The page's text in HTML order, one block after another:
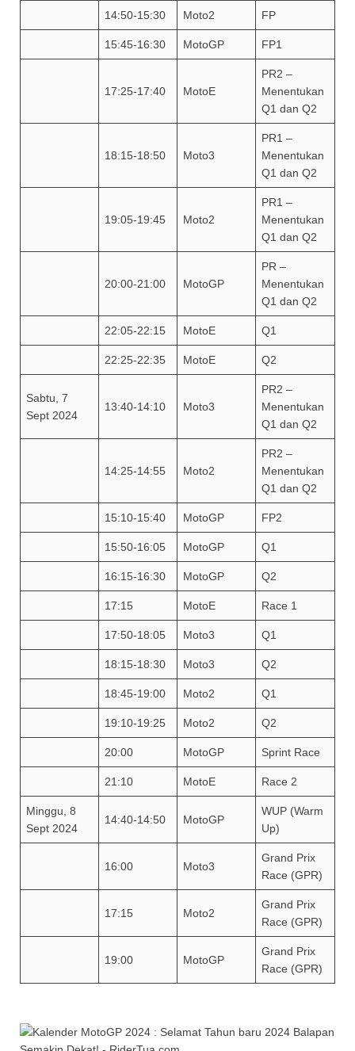
14:50-15:30 Moto2 FP
15:45-16:30 MotoGP FP1
17:25-17:40 MotoE
PR2 –
Menentukan
Q1 dan Q2
18:15-18:50 Moto3
PR1 –
Menentukan
Q1 dan Q2
19:05-19:45 Moto2
PR1 –
Menentukan
Q1 dan Q2
20:00-21:00 MotoGP
PR –
Menentukan
Q1 dan Q2
22:05-22:15 MotoE Q1
22:25-22:35 MotoE Q2
Sabtu, 7
Sept 2024
13:40-14:10 Moto3
PR2 –
Menentukan
Q1 dan Q2
14:25-14:55 Moto2
PR2 –
Menentukan
Q1 dan Q2
15:10-15:40 MotoGP FP2
15:50-16:05 MotoGP Q1
16:15-16:30 MotoGP Q2
17:15 MotoE Race 1
17:50-18:05 Moto3 Q1
18:15-18:30 Moto3 Q2
18:45-19:00 Moto2 Q1
19:10-19:25 Moto2 Q2
20:00 MotoGP Sprint Race
21:10 MotoE Race 2
Minggu, 8
Sept 2024
14:40-14:50 MotoGP
WUP (Warm
Up)
16:00 Moto3
Grand Prix
Race (GPR)
17:15 Moto2
Grand Prix
Race (GPR)
19:00 MotoGP
Grand Prix
Race (GPR)